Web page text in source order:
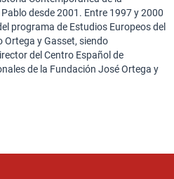
Pablo desde 2001. Entre 1997 y 2000
programa de Estudios Europeos del
y Gasset, siendo
del Centro Español de
de la Fundación José Ortega y